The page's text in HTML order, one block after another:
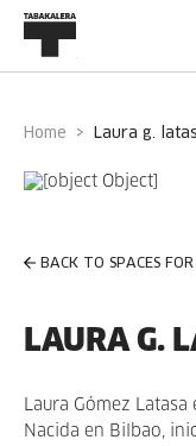
Home laura g.
BACK TO SPACES
LAURA G.
Laura Gómez
Nacida en Bilbao,